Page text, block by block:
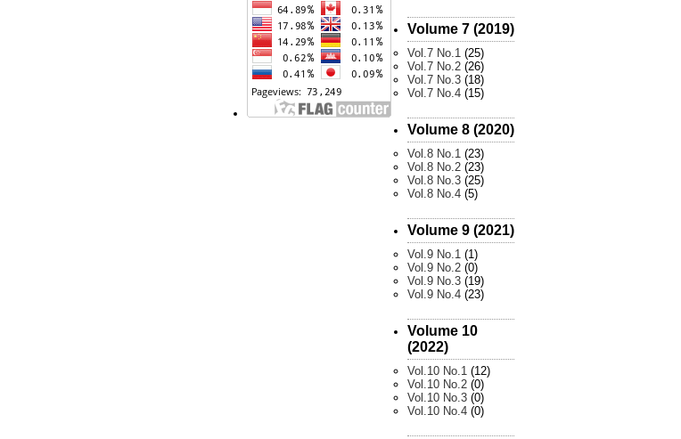
Volume 7 (2019)
Vol.7 No.1 (25)
Vol.7 No.2 (26)
Vol.7 No.3 (18)
Vol.7 No.4 (15)
Volume 8 (2020)
Vol.8 No.1 (23)
Vol.8 No.2 (23)
Vol.8 No.3 (25)
Vol.8 No.4 (5)
Volume 9 (2021)
Vol.9 No.1 (1)
Vol.9 No.2 (0)
Vol.9 No.3 (19)
Vol.9 No.4 (23)
Volume 10
(2022)
Vol.10 No.1 (12)
Vol.10 No.2 (0)
Vol.10 No.3 (0)
Vol.10 No.4 (0)